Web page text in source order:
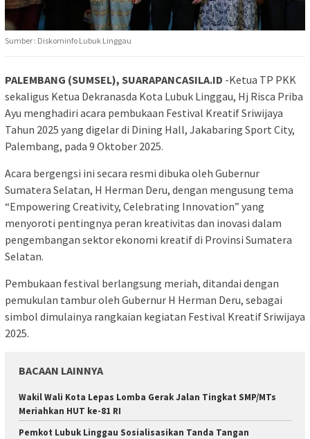
Sumber : Diskominfo Lubuk Linggau
PALEMBANG (SUMSEL), SUARAPANCASILA.ID -Ketua TP PKK
sekaligus Ketua Dekranasda Kota Lubuk Linggau, Hj Risca Priba
Ayu menghadiri acara pembukaan Festival Kreatif Sriwijaya
Tahun 2025 yang digelar di Dining Hall, Jakabaring Sport City,
Palembang, pada 9 Oktober 2025.
Acara bergengsi ini secara resmi dibuka oleh Gubernur
Sumatera Selatan, H Herman Deru, dengan mengusung tema
“Empowering Creativity, Celebrating Innovation” yang
menyoroti pentingnya peran kreativitas dan inovasi dalam
pengembangan sektor ekonomi kreatif di Provinsi Sumatera
Selatan.
Pembukaan festival berlangsung meriah, ditandai dengan
pemukulan tambur oleh Gubernur H Herman Deru, sebagai
simbol dimulainya rangkaian kegiatan Festival Kreatif Sriwijaya
2025.
BACAAN LAINNYA
Wakil Wali Kota Lepas Lomba Gerak Jalan Tingkat SMP/MTs
Meriahkan HUT ke-81 RI
Pemkot Lubuk Linggau Sosialisasikan Tanda Tangan